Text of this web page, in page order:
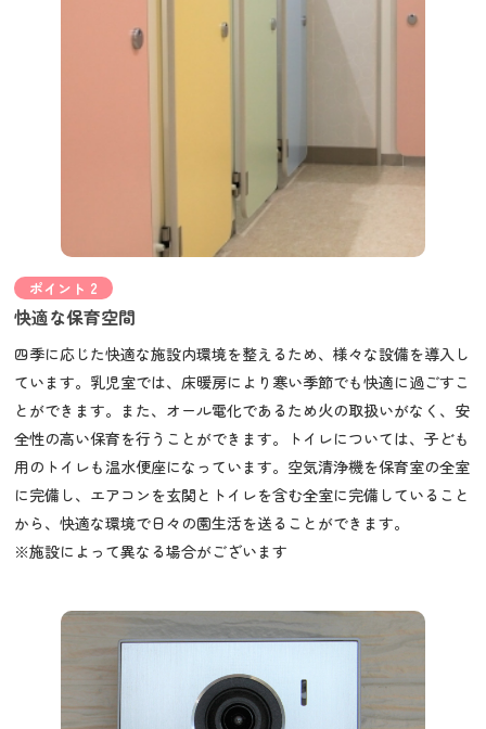
ポイント 2
快適な保育空間
四季に応じた快適な施設内環境を整えるため、様々な設備を導入し
ています。乳児室では、床暖房により寒い季節でも快適に過ごすこ
とができます。また、オール電化であるため火の取扱いがなく、安
全性の高い保育を行うことができます。トイレについては、子ども
用のトイレも温水便座になっています。空気清浄機を保育室の全室
に完備し、エアコンを玄関とトイレを含む全室に完備していること
から、快適な環境で日々の園生活を送ることができます。
※施設によって異なる場合がございます